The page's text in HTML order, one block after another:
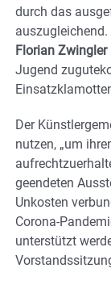
durch das
Florian Zwingler
Jugend
Der
nutzen, „um
geendeten
Unkosten
Corona-
unterstützt